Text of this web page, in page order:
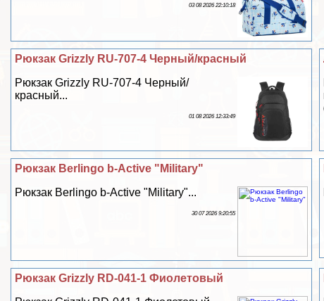
03 08 2026 22:10:18
Рюкзак Grizzly RU-707-4 Черный/красный
Рюкзак Grizzly RU-707-4 Черный/
красный...
01 08 2026 12:33:49
Рюкзак Berlingo b-Active "Military"
Рюкзак Berlingo b-Active "Military"...
30 07 2026 9:20:55
Рюкзак Grizzly RD-041-1 Фиолетовый